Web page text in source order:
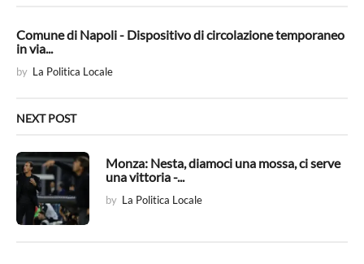
n
Comune di Napoli - Dispositivo di circolazione temporaneo
in via...
by La Politica Locale
NEXT POST
Monza: Nesta, diamoci una mossa, ci serve
una vittoria -...
by La Politica Locale